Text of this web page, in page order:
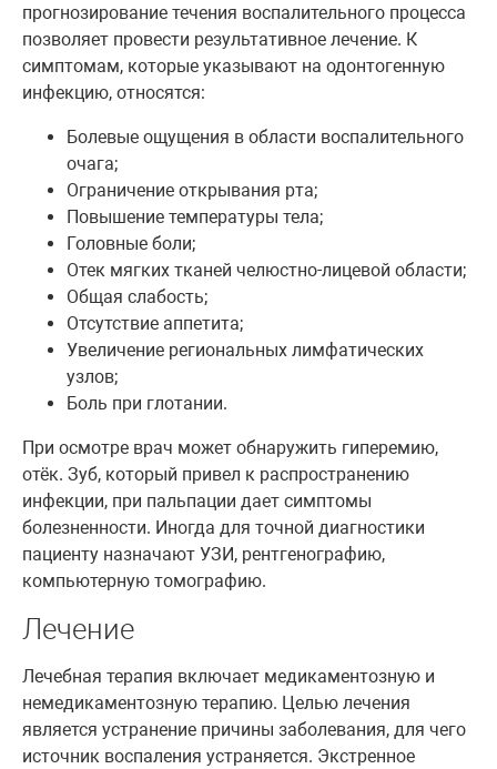
прогнозирование течения воспалительного процесса
позволяет провести результативное лечение. К
симптомам, которые указывают на одонтогенную
инфекцию, относятся:
Болевые ощущения в области воспалительного
очага;
Ограничение открывания рта;
Повышение температуры тела;
Головные боли;
Отек мягких тканей челюстно-лицевой области;
Общая слабость;
Отсутствие аппетита;
Увеличение региональных лимфатических
узлов;
Боль при глотании.
При осмотре врач может обнаружить гиперемию,
отёк. Зуб, который привел к распространению
инфекции, при пальпации дает симптомы
болезненности. Иногда для точной диагностики
пациенту назначают УЗИ, рентгенографию,
компьютерную томографию.
Лечение
Лечебная терапия включает медикаментозную и
немедикаментозную терапию. Целью лечения
является устранение причины заболевания, для чего
источник воспаления устраняется. Экстренное